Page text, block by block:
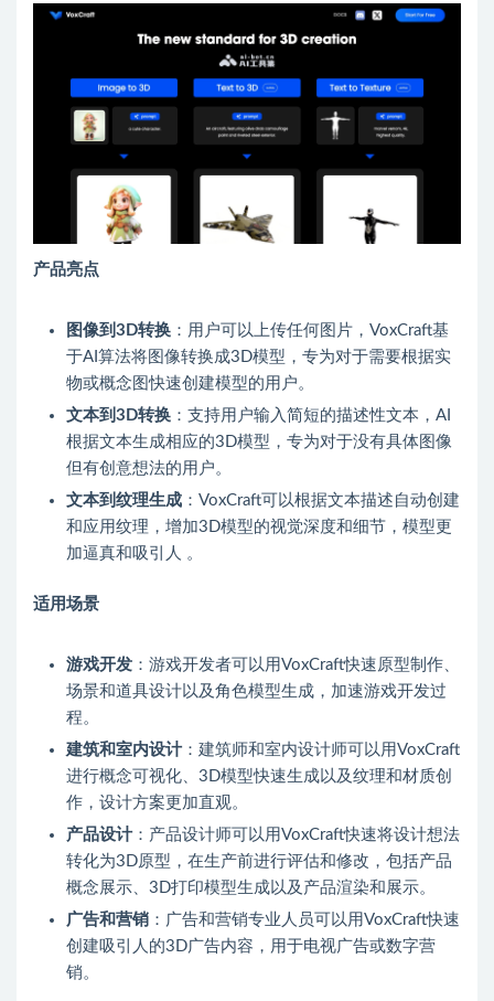
产品亮点
图像到3D转换 ：用户可以上传任何图片，VoxCraft基
于AI算法将图像转换成3D模型，专为对于需要根据实
物或概念图快速创建模型的用户。
文本到3D转换 ：支持用户输入简短的描述性文本，AI
根据文本生成相应的3D模型，专为对于没有具体图像
但有创意想法的用户。
文本到纹理生成 ：VoxCraft可以根据文本描述自动创建
和应用纹理，增加3D模型的视觉深度和细节，模型更
加逼真和吸引人 。
适用场景
游戏开发 ：游戏开发者可以用VoxCraft快速原型制作、
场景和道具设计以及角色模型生成，加速游戏开发过
程。
建筑和室内设计：建筑师和室内设计师可以用VoxCraft
进行概念可视化、3D模型快速生成以及纹理和材质创
作，设计方案更加直观。
产品设计：产品设计师可以用VoxCraft快速将设计想法
转化为3D原型，在生产前进行评估和修改，包括产品
概念展示、3D打印模型生成以及产品渲染和展示。
广告和营销 ：广告和营销专业人员可以用VoxCraft快速
创建吸引人的3D广告内容，用于电视广告或数字营
销。